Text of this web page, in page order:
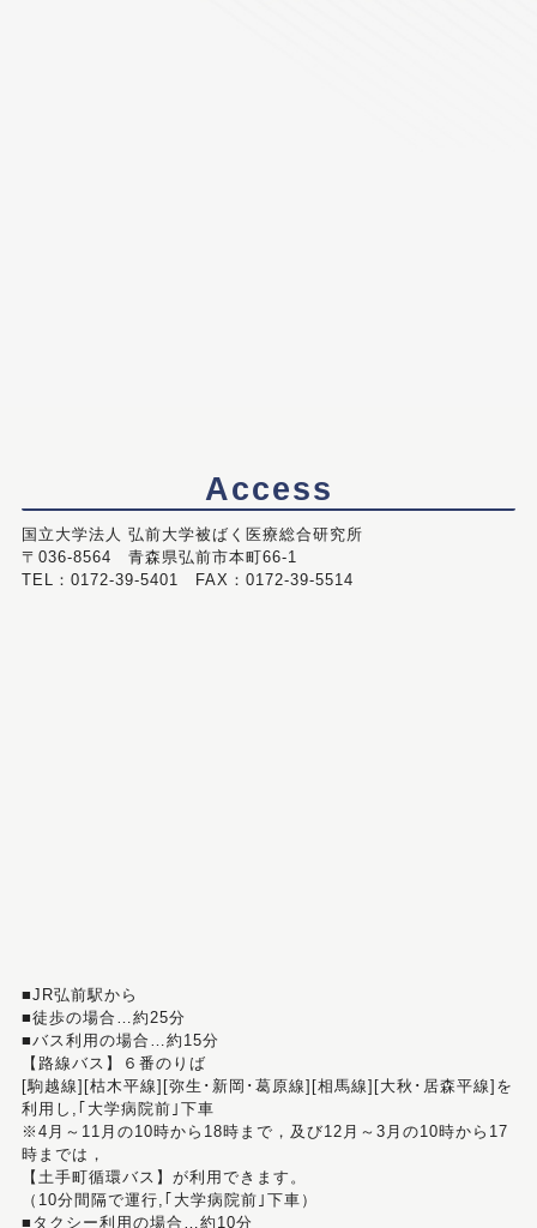
Access
国立大学法人 弘前大学被ばく医療総合研究所
〒036-8564 青森県弘前市本町66-1
TEL：0172-39-5401 FAX：0172-39-5514
■JR弘前駅から
■徒歩の場合…約25分
■バス利用の場合…約15分
【路線バス】６番のりば
[駒越線][枯木平線][弥生･新岡･葛原線][相馬線][大秋･居森平線]を
利用し,｢大学病院前｣下車
※4月～11月の10時から18時まで，及び12月～3月の10時から17
時までは，
【土手町循環バス】が利用できます。
（10分間隔で運行,｢大学病院前｣下車）
■タクシー利用の場合…約10分